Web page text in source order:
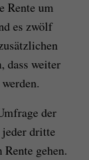
Rente um
es zwölf
dass weiter
der
dritte
gehen.